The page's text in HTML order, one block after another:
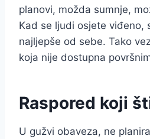
planovi, možda sumnje,
Kad se ljudi osjete viđeno,
najljepše od sebe. Tako
koja nije dostupna
Raspored koji
U gužvi obaveza, ne